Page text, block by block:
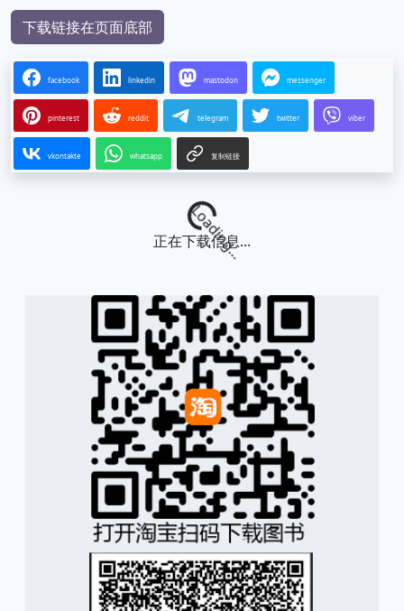
下载链接在页面底部
facebook linkedin mastodon messenger
pinterest reddit telegram twitter viber
vkontakte whatsapp 复制链接
Loading...
正在下载信息...